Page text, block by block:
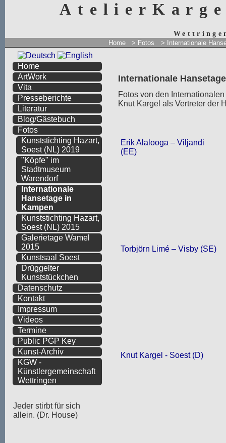
Home > Fotos > Internationale
Internationale
Fotos von den
Knut Kargel als Vertreter der
Erik Alalooga – Viljandi
(EE)
Torbjörn Limé – Visby (SE)
Knut Kargel - Soest (D)
Home
ArtWork
Vita
Presseberichte
Literatur
Blog/Gästebuch
Fotos
Kunststichting Hazart,
Soest (NL) 2019
"Köpfe" im
Stadtmuseum
Warendorf
Internationale
Hansetage in
Kampen
Kunststichting Hazart,
Soest (NL) 2015
Galerietage Wamel
2015
Kunstsaal Soest
Drüggelter
Kunststückchen
Datenschutz
Kontakt
Impressum
Videos
Termine
Public PGP Key
Kunst-Archiv
KGW -
Künstlergemeinschaft
Wettringen
Jeder stirbt für sich
allein. (Dr. House)